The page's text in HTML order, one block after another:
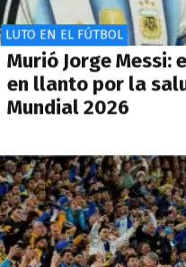
LUTO EN EL FÚTBOL
Murió Jorge Messi:
en llanto por la
Mundial 2026